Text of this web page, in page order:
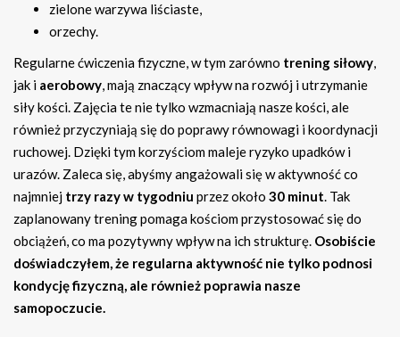
zielone warzywa liściaste,
orzechy.
Regularne ćwiczenia fizyczne, w tym zarówno trening siłowy,
jak i aerobowy, mają znaczący wpływ na rozwój i utrzymanie
siły kości. Zajęcia te nie tylko wzmacniają nasze kości, ale
również przyczyniają się do poprawy równowagi i koordynacji
ruchowej. Dzięki tym korzyściom maleje ryzyko upadków i
urazów. Zaleca się, abyśmy angażowali się w aktywność co
najmniej trzy razy w tygodniu przez około 30 minut. Tak
zaplanowany trening pomaga kościom przystosować się do
obciążeń, co ma pozytywny wpływ na ich strukturę. Osobiście
doświadczyłem, że regularna aktywność nie tylko podnosi
kondycję fizyczną, ale również poprawia nasze
samopoczucie.